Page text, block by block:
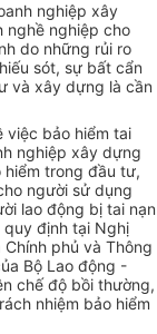
nghiệp xây
nghề nghiệp cho
do những rủi ro
sót, sự bất cẩn
và xây dựng là cần
việc bảo hiểm tai
nghiệp xây dựng
trong đầu tư,
người sử dụng
lao động bị tai nạn
định tại Nghị
phủ và Thông
Bộ Lao động -
chế độ bồi thường,
nhiệm bảo hiểm